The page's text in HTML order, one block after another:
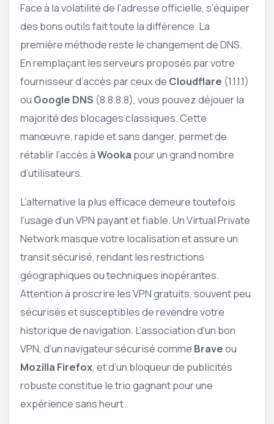
Face à la volatilité de l’adresse officielle, s’équiper
des bons outils fait toute la différence. La
première méthode reste le changement de DNS.
En remplaçant les serveurs proposés par votre
fournisseur d’accès par ceux de Cloudflare (1.1.1.1)
ou Google DNS (8.8.8.8), vous pouvez déjouer la
majorité des blocages classiques. Cette
manœuvre, rapide et sans danger, permet de
rétablir l’accès àWooka pour un grand nombre
d’utilisateurs.
L’alternative la plus efficace demeure toutefois
l’usage d’un VPN payant et fiable. Un Virtual Private
Network masque votre localisation et assure un
transit sécurisé, rendant les restrictions
géographiques ou techniques inopérantes.
Attention à proscrire les VPN gratuits, souvent peu
sécurisés et susceptibles de revendre votre
historique de navigation. L’association d’un bon
VPN, d’un navigateur sécurisé comme Braveou
Mozilla Firefox, et d’un bloqueur de publicités
robuste constitue le trio gagnant pour une
expérience sans heurt.